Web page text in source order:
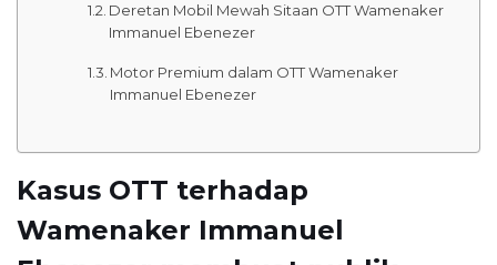
Deretan Mobil Mewah Sitaan OTT Wamenaker
Immanuel Ebenezer
Motor Premium dalam OTT Wamenaker
Immanuel Ebenezer
Kasus OTT terhadap
Wamenaker Immanuel